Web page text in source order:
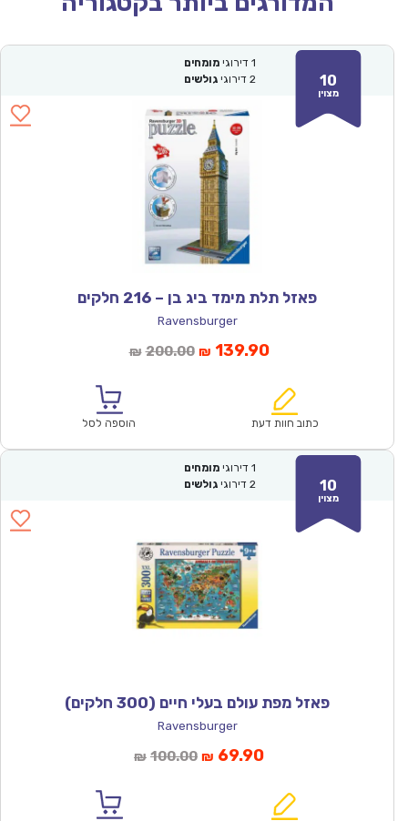
10
מצוין
1 דירוגי מומחים
2 דירוגי גולשים
פאזל תלת מימד ביג בן – 216 חלקים
Ravensburger
₪ 200.00המחיר
₪200.00.
₪ 139.90המחיר
הוא:
כתוב חוות דעת הוספה לסל
10
מצוין
1 דירוגי מומחים
2 דירוגי גולשים
פאזל מפת עולם בעלי חיים (300 חלקים)
Ravensburger
₪ 100.00המחיר
₪ 69.90המחיר
הוא: